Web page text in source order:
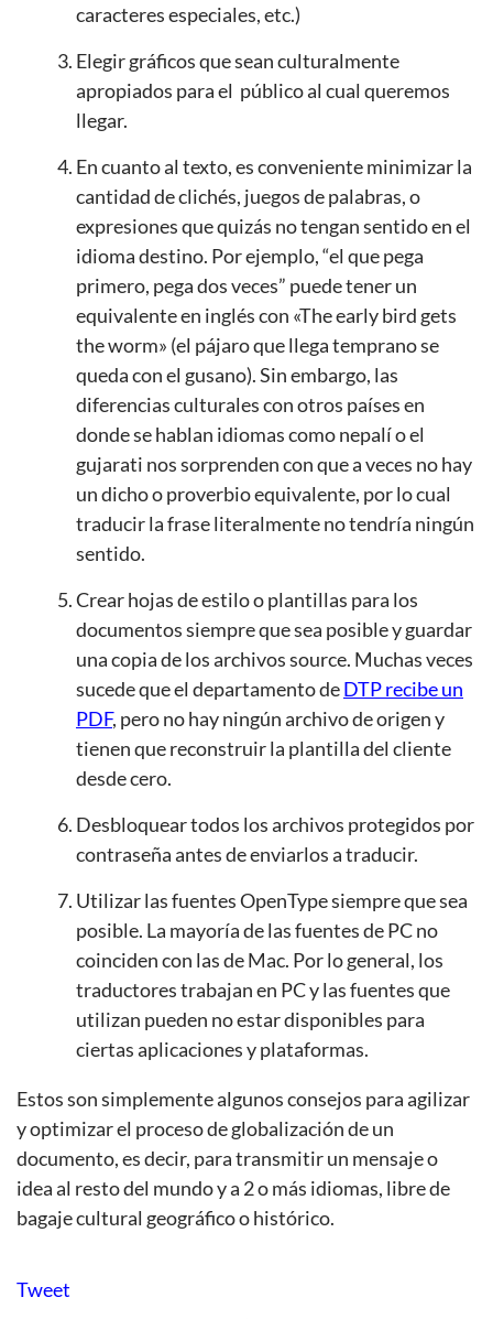
caracteres especiales, etc.)
Elegir gráficos que sean culturalmente
apropiados para el público al cual queremos
llegar.
En cuanto al texto, es conveniente minimizar la
cantidad de clichés, juegos de palabras, o
expresiones que quizás no tengan sentido en el
idioma destino. Por ejemplo, “el que pega
primero, pega dos veces” puede tener un
equivalente en inglés con «The early bird gets
the worm» (el pájaro que llega temprano se
queda con el gusano). Sin embargo, las
diferencias culturales con otros países en
donde se hablan idiomas como nepalí o el
gujarati nos sorprenden con que a veces no hay
un dicho o proverbio equivalente, por lo cual
traducir la frase literalmente no tendría ningún
sentido.
Crear hojas de estilo o plantillas para los
documentos siempre que sea posible y guardar
una copia de los archivos source. Muchas veces
sucede que el departamento deDTP recibe un
PDF, pero no hay ningún archivo de origen y
tienen que reconstruir la plantilla del cliente
desde cero.
Desbloquear todos los archivos protegidos por
contraseña antes de enviarlos a traducir.
Utilizar las fuentes OpenType siempre que sea
posible. La mayoría de las fuentes de PC no
coinciden con las de Mac. Por lo general, los
traductores trabajan en PC y las fuentes que
utilizan pueden no estar disponibles para
ciertas aplicaciones y plataformas.
Estos son simplemente algunos consejos para agilizar
y optimizar el proceso de globalización de un
documento, es decir, para transmitir un mensaje o
idea al resto del mundo y a 2 o más idiomas, libre de
bagaje cultural geográfico o histórico.
Tweet